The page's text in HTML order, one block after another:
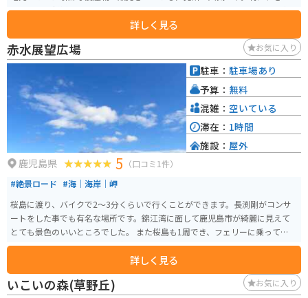
ま町特産の新鮮な野菜や果物は、その場で食べたり、お土産にしたりと人気
があります。また、レストランでは、地元の食材をふんだんに使った郷土料
理を楽しむことができます。 バイクで訪れる場合、道の駅 野方あらさは、
広々とした駐車場が完備されているので安心です。周辺には、美しい自然が
広がっており、ツーリングの休憩場所としても最適です。道の駅から少し足
を延ばせば、竹崎城跡などの史跡や、藺牟田池などの自然豊かな観光スポッ
トもあります。 道の駅 野方あらさ周辺では、さつま揚げや黒豚など、鹿児島
県ならではのグルメを楽しむことができます。また、お土産には、地元産の
焼酎やお茶、薩摩切子などがおすすめです。
詳しく見る
赤水展望広場 お気に入り
鹿児島県 5 （口コミ1件）
#絶景ロード #海｜海岸｜岬
桜島に渡り、バイクで2〜3分くらいで行くことができます。長渕剛がコンサ
ートをした事でも有名な場所です。錦江湾に面して鹿児島市が綺麗に見えて
とても景色のいいところでした。 また桜島も1周でき、フェリーに乗って行き
来したので行くまでもとても楽しめました。
詳しく見る
駐車： 駐車場あり
予算： 無料
混雑： 空いている
滞在： 1時間
施設： 屋外
いこいの森(草野丘) お気に入り